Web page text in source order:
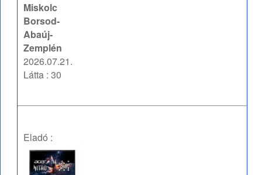
Miskolc
Borsod-
Abaúj-
Zemplén
2026.07.21.
Látta : 30
Eladó :